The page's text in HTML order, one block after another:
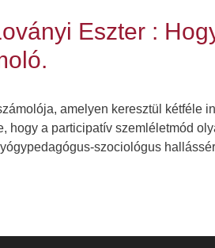
Eszter :
amelyen keresztül kétféle
hogy a participatív szemléletmód
szociológus